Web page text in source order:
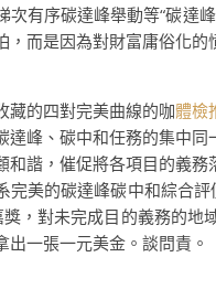
次有序碳達峰舉動等“碳達
，而是因為對財富庸俗化的
的四對完美曲線的咖體檢
達峰、碳中和任務的集中
和諧，催促將各項目的義
完美的碳達峰碳中和綜合
，對未完成目的義務的地
一張一元美金。談問責。